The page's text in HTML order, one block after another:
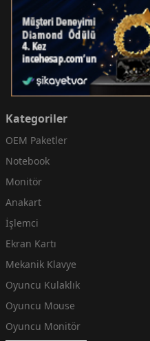
Kategoriler
OEM Paketler
Notebook
Monitör
Anakart
İşlemci
Ekran Kartı
Mekanik Klavye
Oyuncu Kulaklık
Oyuncu Mouse
Oyuncu Monitör